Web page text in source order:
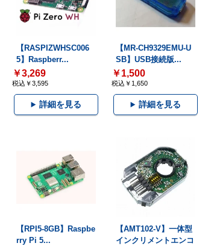
【RASPIZWHSC006
5】Raspberr...
￥3,269
税込￥3,595
詳細を見る
【MR-CH9329EMU-U
SB】USB接続版...
￥1,500
税込￥1,650
詳細を見る
【RPI5-8GB】Raspbe
rry Pi 5...
【AMT102-V】一体型
インクリメントエンコ